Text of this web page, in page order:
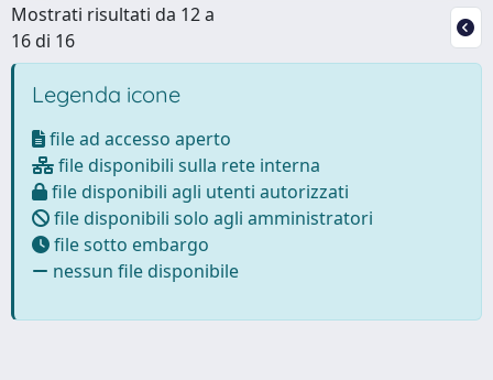
Mostrati risultati da 12 a
16 di 16
Legenda icone
file ad accesso aperto
file disponibili sulla rete interna
file disponibili agli utenti autorizzati
file disponibili solo agli amministratori
file sotto embargo
nessun file disponibile